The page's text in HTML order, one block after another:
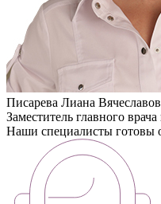
Писарева Лиана
Заместитель главного
Наши специалисты готовы